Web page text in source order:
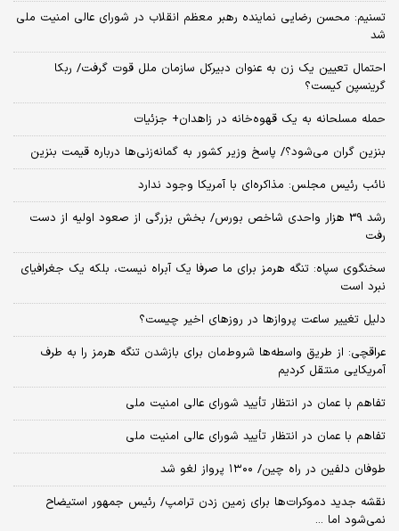
تسنیم: محسن رضایی نماینده رهبر معظم انقلاب در شورای عالی امنیت ملی
شد
احتمال تعیین یک زن به عنوان دبیرکل سازمان ملل قوت گرفت/ ربکا
گرینسپن کیست؟
حمله مسلحانه به یک قهوه‌خانه در زاهدان+ جزئیات
بنزین گران می‌شود؟/ پاسخ وزیر کشور به گمانه‌زنی‌ها درباره قیمت بنزین
نائب رئیس مجلس: مذاکره‌ای با آمریکا وجود ندارد
رشد 39 هزار واحدی شاخص بورس/ بخش بزرگی از صعود اولیه از دست
رفت
سخنگوی سپاه: تنگه هرمز برای ما صرفا یک آبراه نیست، بلکه یک جغرافیای
نبرد است
دلیل تغییر ساعت پروازها در روزهای اخیر چیست؟
عراقچی: از طریق واسطه‌ها شروط‌مان برای بازشدن تنگه هرمز را به طرف
آمریکایی منتقل کردیم
تفاهم با عمان در انتظار تأیید شورای عالی امنیت ملی
تفاهم با عمان در انتظار تأیید شورای عالی امنیت ملی
طوفان دلفین در راه چین/ ۱۳۰۰ پرواز لغو شد
نقشه جدید دموکرات‌ها برای زمین زدن ترامپ/ رئیس جمهور استیضاح
نمی‌شود اما ...